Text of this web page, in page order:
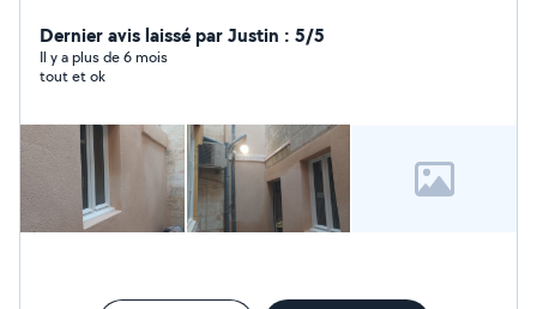
Dernier avis laissé par Justin : 5/5
Il y a plus de 6 mois
tout et ok